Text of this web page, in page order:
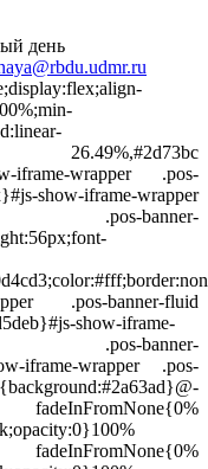
день
iframe-wrapper .pos-
show-iframe-wrapper
banner-
.pos-banner-fluid
show-iframe-
.pos-banner-
iframe-wrapper .pos-
fadeInFromNone{0%